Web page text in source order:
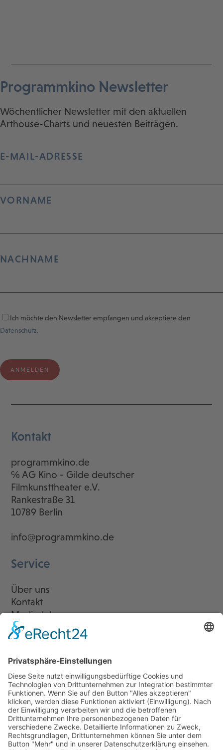
Programmkino Newsletter
Wöchentlicher Newsletter mit den aktuellen
Arthouse-Charts und neuesten Beiträgen.
E-MAIL-ADRESSE
VORNAME
NACHNAME
Ich möchte den Newsletter empfangen und akzeptiere den
Datenschutz.
Kontakt
programmkino.de
℅ AG Kino - Gilde deutscher
Filmkunsttheater e.V.
Rankestraße 31
10789 Berlin
info@programmkino.de
Service
Über uns
Kontakt
Mediadaten
Newsletter
LogIn
Legal
Impressum
Datenschutzerklärung
Cookie-Einstellungen